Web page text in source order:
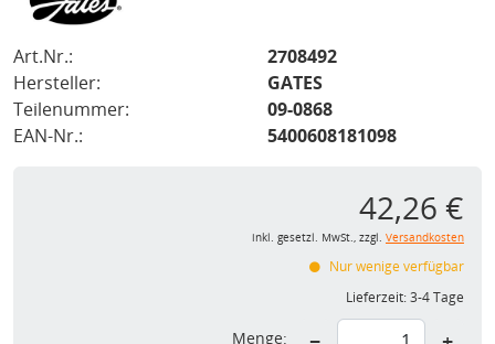
Art.Nr.:
2708492
Hersteller:
GATES
Teilenummer:
09-0868
EAN-Nr.:
5400608181098
42,26 €
inkl. gesetzl. MwSt., zzgl. Versandkosten
Nur wenige verfügbar
Lieferzeit:3-4 Tage
Menge: